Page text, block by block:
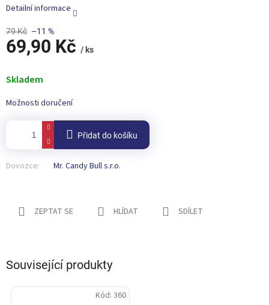
79 Kč –11 %
69,90 Kč / ks
cena:
Skladem
Možnosti doručení
Přidat do košíku
Dovozce: Mr. Candy Bull s.r.o.
Detailní informace
ZEPTAT SE HLÍDAT SDÍLET
Související produkty
Kód: 360